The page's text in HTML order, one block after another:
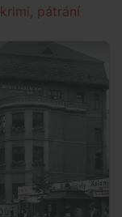
krimi pátrání